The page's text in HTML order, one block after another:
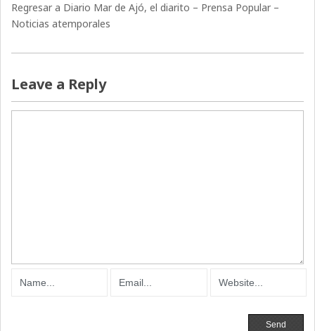
Regresar a Diario Mar de Ajó, el diarito – Prensa Popular –
Noticias atemporales
Leave a Reply